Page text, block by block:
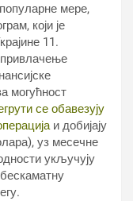
мере,
који је
11.
могућност
се обавезују
и добијају
уз месечне
укључују